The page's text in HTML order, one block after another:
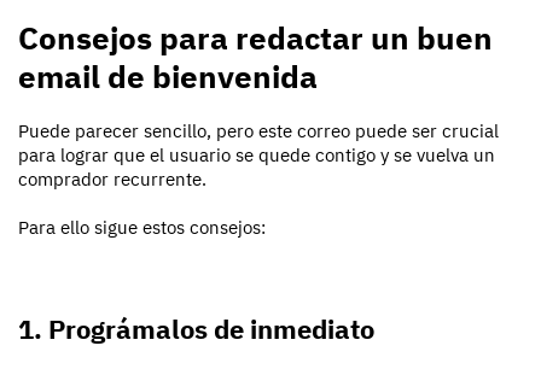
Consejos para redactar un buen
email de bienvenida
Puede parecer sencillo, pero este correo puede ser crucial
para lograr que el usuario se quede contigo y se vuelva un
comprador recurrente.
Para ello sigue estos consejos:
1. Prográmalos de inmediato